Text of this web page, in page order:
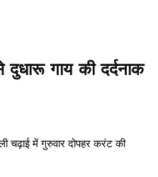
गाय की दर्दनाक
चढ़ाई में गुरुवार दोपहर करंट की